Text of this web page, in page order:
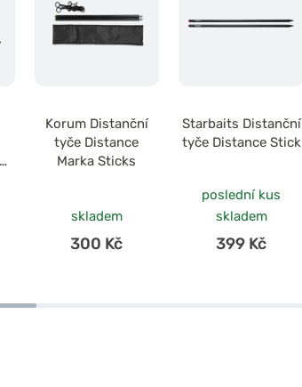
Korum Distanční
tyče Distance
Marka Sticks
skladem
300 Kč
Starbaits Distanční
tyče Distance Stick
poslední kus
skladem
399 Kč